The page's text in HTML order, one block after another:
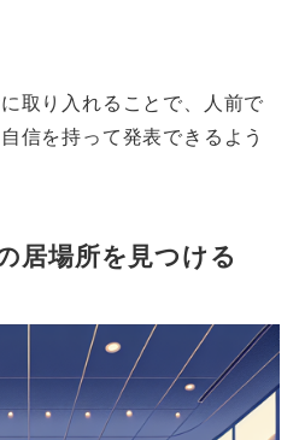
取り入れることで、人前で
信を持って発表できるよう
居場所を見つける